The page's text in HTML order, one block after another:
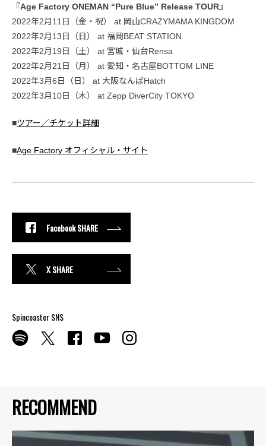
RECOMMEND
『Age Factory ONEMAN “Pure Blue” Release TOUR』
2022年2月11日（金・祝） at 岡山CRAZYMAMA KINGDOM
2022年2月13日（日） at 福岡BEAT STATION
2022年2月19日（土） at 宮城・仙台Rensa
2022年2月21日（月） at 愛知・名古屋BOTTOM LINE
2022年3月6日（日） at 大阪なんばHatch
2022年3月10日（木） at Zepp DiverCity TOKYO
■ツアー／チケット詳細
■Age Factory オフィシャル・サイト
Facebook SHARE
X SHARE
Spincoaster SNS